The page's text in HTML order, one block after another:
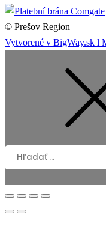
© Prešov Region
Vytvorené v BigWay.sk l
Hľadať: